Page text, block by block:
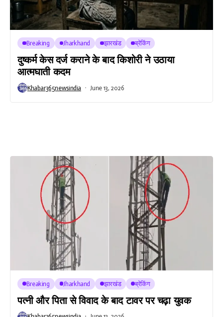
Breaking Jharkhand झारखंड ब्रेकिंग
दुष्कर्म केस दर्ज कराने के बाद किशोरी ने उठाया
आत्मघाती कदम
Khabar365newsindia June 13, 2026
Breaking Jharkhand झारखंड ब्रेकिंग
पत्नी और पिता से विवाद के बाद टावर पर चढ़ा युवक